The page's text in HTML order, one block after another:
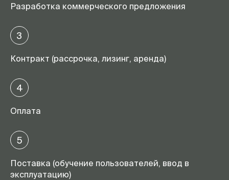
Разработка коммерческого предложения
3
Контракт (рассрочка, лизинг, аренда)
4
Оплата
5
Поставка (обучение пользователей, ввод в
эксплуатацию)